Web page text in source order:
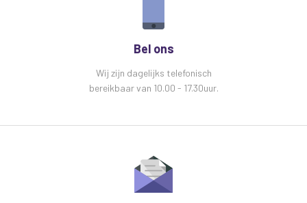
Bel ons
Wij zijn dagelijks telefonisch
bereikbaar van 10.00 - 17.30uur.